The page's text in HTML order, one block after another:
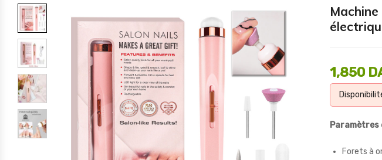
Accessoires
Accessoires Auto/Moto
Accessoires PC
Camping & Randonnée
Cuisine
Décoration
Electroménager
1,850
Forets à